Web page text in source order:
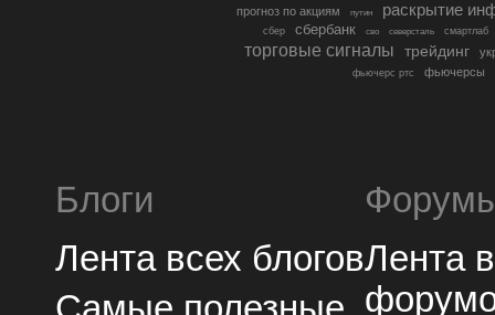
прогноз по акциям путин раскрытие
сбер сбербанк сво северсталь смартлаб
торговые сигналы трейдинг
фьючерс ртс фьючерсы
Блоги
Лента всех блоговЛента